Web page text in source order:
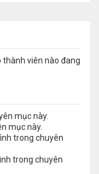
thành viên nào đang
mục này.
mục này.
trong chuyên
trong chuyên